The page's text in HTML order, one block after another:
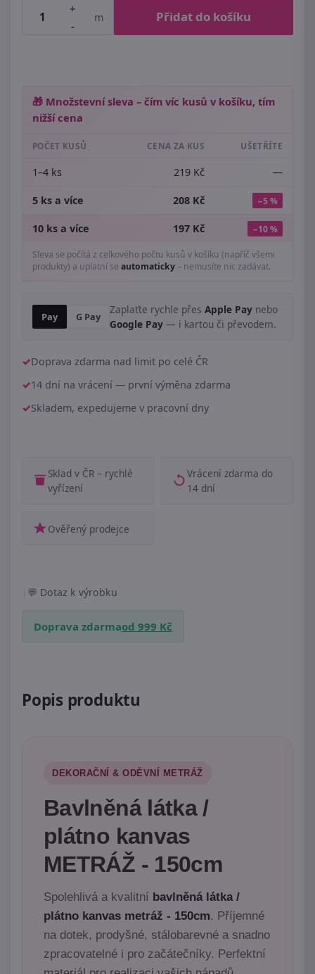
+
-
m Přidat do košíku
🎁 Množstevní sleva – čím víc kusů v košíku, tím
nižší cena
POČET KUSŮ CENA ZA KUS UŠETŘÍTE
1–4 ks 219 Kč —
5 ks a více 208 Kč −5 %
10 ks a více 197 Kč −10 %
Sleva se počítá z celkového počtu kusů v košíku (napříč všemi
produkty) a uplatní se automaticky– nemusíte nic zadávat.
Pay G Pay
Zaplaťte rychle přes Apple Pay nebo
Google Pay — i kartou či převodem.
Doprava zdarma nad limit po celé ČR
14 dní na vrácení — první výměna zdarma
Skladem, expedujeme v pracovní dny
Sklad v ČR – rychlé
vyřízení
Vrácení zdarma do
14 dní
Ověřený prodejce
Dotaz k výrobku
Doprava zdarmaod 999 Kč
Popis produktu
DEKORAČNÍ & ODĚVNÍ METRÁŽ
Bavlněná látka /
plátno kanvas
METRÁŽ - 150cm
Spolehlivá a kvalitní bavlněná látka /
plátno kanvas metráž - 150cm. Příjemné
na dotek, prodyšné, stálobarevné a snadno
zpracovatelné i pro začátečníky. Perfektní